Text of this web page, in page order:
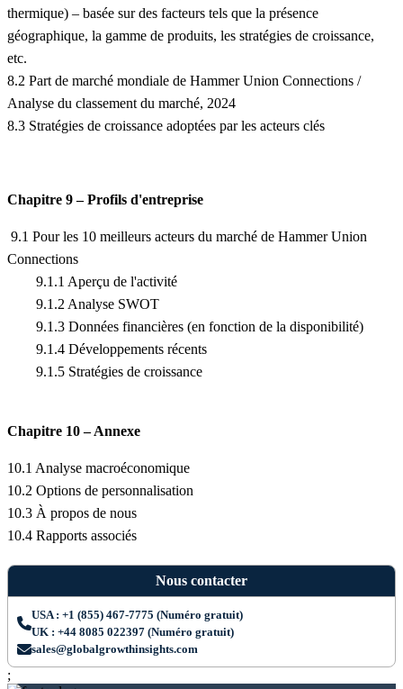
thermique) – basée sur des facteurs tels que la présence
géographique, la gamme de produits, les stratégies de croissance,
etc.
8.2 Part de marché mondiale de Hammer Union Connections /
Analyse du classement du marché, 2024
8.3 Stratégies de croissance adoptées par les acteurs clés
Chapitre 9 – Profils d'entreprise
9.1 Pour les 10 meilleurs acteurs du marché de Hammer Union
Connections
9.1.1 Aperçu de l'activité
9.1.2 Analyse SWOT
9.1.3 Données financières (en fonction de la disponibilité)
9.1.4 Développements récents
9.1.5 Stratégies de croissance
Chapitre 10 – Annexe
10.1 Analyse macroéconomique
10.2 Options de personnalisation
10.3 À propos de nous
10.4 Rapports associés
Nous contacter
USA : +1 (855) 467-7775 (Numéro gratuit)
UK : +44 8085 022397 (Numéro gratuit)
sales@globalgrowthinsights.com
;